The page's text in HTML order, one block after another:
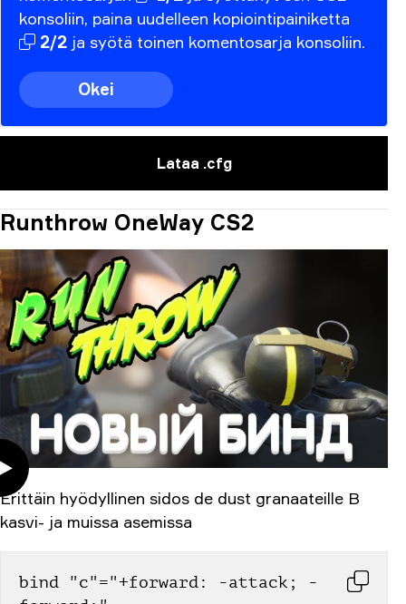
konsoliin, paina uudelleen kopiointipainiketta
2/2 ja syötä toinen komentosarja konsoliin.
Okei
Lataa .cfg
Runthrow OneWay CS2
Erittäin hyödyllinen sidos de dust granaateille B
kasvi- ja muissa asemissa
bind "c"="+forward: -attack; -